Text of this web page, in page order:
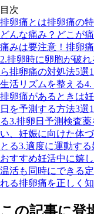
目次
排卵痛とは排卵痛の
どんな痛み？どこが
痛みは要注意！ 排卵
2.排卵時に卵胞が破れ
ら排卵痛の対処法5選
生活リズムを整える4.
排卵痛があるときは
日を予測する方法3選
る3.排卵日予測検査薬
い、妊娠に向けた体
とる3.適度に運動する
おすすめ妊活中に嬉
温活も同時にできる
れる排卵痛を正しく